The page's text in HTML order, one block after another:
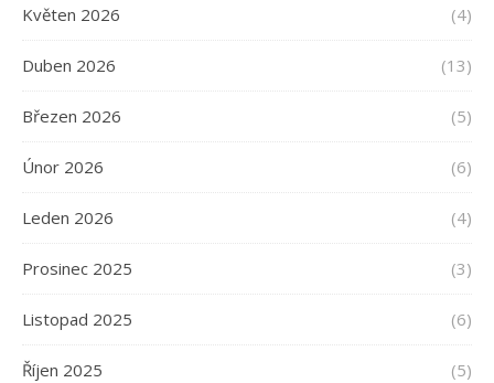
Květen 2026 (4)
Duben 2026 (13)
Březen 2026 (5)
Únor 2026 (6)
Leden 2026 (4)
Prosinec 2025 (3)
Listopad 2025 (6)
Říjen 2025 (5)